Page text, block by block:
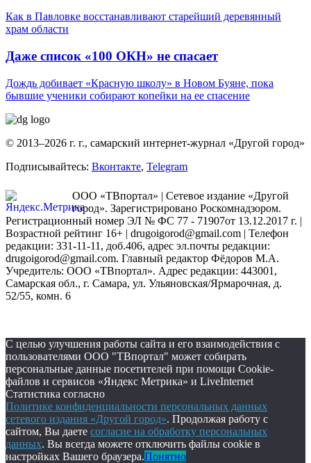
Как в Павловке восстанавливают старейший деревянный
храм области
Даже список «100 ОКН» не спасает
Дождь добивает «Красную школу» в Новом Буяне, пока
бывшие ученики собирают копейки на ее спасение
© 2013–2026 г. г., самарский интернет-журнал «Другой город»
Подписывайтесь: Вконтакте, Telegram
ООО «ТВпортал» | Сетевое издание «Другой
город». Зарегистрировано Роскомнадзором.
Регистрационный номер ЭЛ № ФС 77 - 71907от 13.12.2017 г. |
Возрастной рейтинг 16+ | drugoigorod@gmail.com | Телефон
редакции: 331-11-11, доб.406, адрес эл.почты редакции:
drugoigorod@gmail.com. Главный редактор Фёдоров М.А.
Учредитель: ООО «ТВпортал». Адрес редакции: 443001,
Самарская обл., г. Самара, ул. Ульяновская/Ярмарочная, д.
52/55, комн. 6
С целью улучшения работы сайта и его взаимодействия с
пользователями ООО "ТВпортал" может собирать
персональные данные посетителей при помощи Cookie-
файлов и сервисов «Яндекс Метрика» и LiveInternet
Статистика согласно
Политике конфиденциальности персональных данных
сетевого издания «Другой город». Продолжая работу с
сайтом, Вы даете согласие на обработку персональных
данных. Вы всегда можете отключить файлы cookie в
настройках Вашего браузера.Понятно